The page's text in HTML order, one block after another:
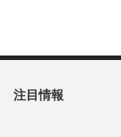
注目情報